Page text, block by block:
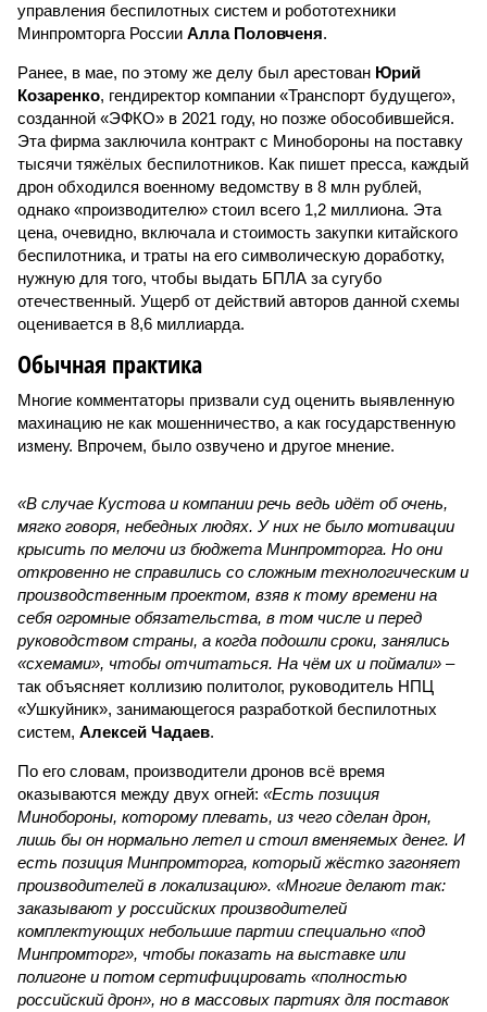
управления беспилотных систем и робототехники
Минпромторга России Алла Половченя.
Ранее, в мае, по этому же делу был арестован Юрий
Козаренко, гендиректор компании «Транспорт будущего»,
созданной «ЭФКО» в 2021 году, но позже обособившейся.
Эта фирма заключила контракт с Минобороны на поставку
тысячи тяжёлых беспилотников. Как пишет пресса, каждый
дрон обходился военному ведомству в 8 млн рублей,
однако «производителю» стоил всего 1,2 миллиона. Эта
цена, очевидно, включала и стоимость закупки китайского
беспилотника, и траты на его символическую доработку,
нужную для того, чтобы выдать БПЛА за сугубо
отечественный. Ущерб от действий авторов данной схемы
оценивается в 8,6 миллиарда.
Обычная практика
Многие комментаторы призвали суд оценить выявленную
махинацию не как мошенничество, а как государственную
измену. Впрочем, было озвучено и другое мнение.
«В случае Кустова и компании речь ведь идёт об очень,
мягко говоря, небедных людях. У них не было мотивации
крысить по мелочи из бюджета Минпромторга. Но они
откровенно не справились со сложным технологическим и
производственным проектом, взяв к тому времени на
себя огромные обязательства, в том числе и перед
руководством страны, а когда подошли сроки, занялись
«схемами», чтобы отчитаться. На чём их и поймали» –
так объясняет коллизию политолог, руководитель НПЦ
«Ушкуйник», занимающегося разработкой беспилотных
систем, Алексей Чадаев.
По его словам, производители дронов всё время
оказываются между двух огней: «Есть позиция
Минобороны, которому плевать, из чего сделан дрон,
лишь бы он нормально летел и стоил вменяемых денег. И
есть позиция Минпромторга, который жёстко загоняет
производителей в локализацию». «Многие делают так:
заказывают у российских производителей
комплектующих небольшие партии специально «под
Минпромторг», чтобы показать на выставке или
полигоне и потом сертифицировать «полностью
российский дрон», но в массовых партиях для поставок